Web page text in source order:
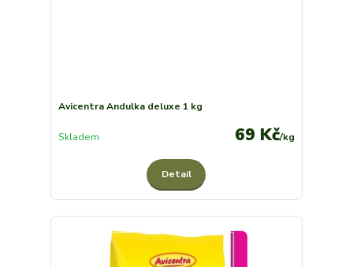
Avicentra Andulka deluxe 1 kg
69 Kč/kg
Skladem
Detail